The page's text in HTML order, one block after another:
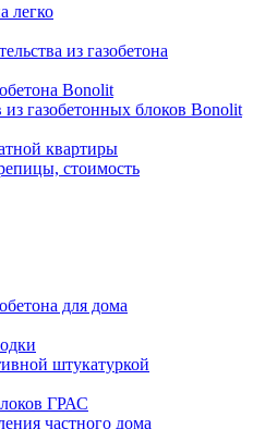
легко
из газобетона
Bonolit
газобетонных блоков Bonolit
квартиры
стоимость
для дома
штукатуркой
ГРАС
частного дома